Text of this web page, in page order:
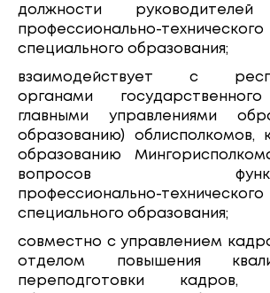
должности руководителей
профессионально-
специального образования;
взаимодействует с
органами
главными управлениями
образованию) облисполкомов,
образованию
вопросов
профессионально-
специального образования;
совместно с управлением
отделом повышения
переподготовки кадров,